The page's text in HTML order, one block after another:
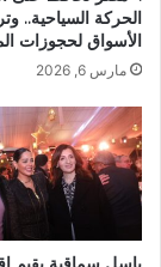
الحركة السياحية..
الأسواق لحجوزات
مارس 6, 2026